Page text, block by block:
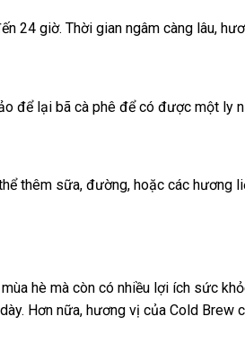
24 giờ. Thời gian ngâm càng lâu,
để lại bã cà phê để có được một ly
thêm sữa, đường, hoặc các hương
hè mà còn có nhiều lợi ích sức
Hơn nữa, hương vị của Cold